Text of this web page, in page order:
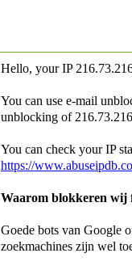
Hello, your IP
You can use e-mail
unblocking of
You can check your IP
https://
Waarom blokkeren wij
Goede bots van Google
zoekmachines zijn wel